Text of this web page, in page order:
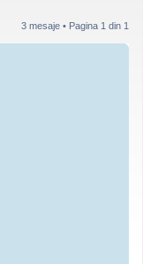
3 mesaje • Pagina 1 din 1